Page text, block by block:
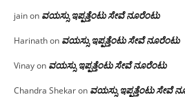
jainon ವಯಸ್ಸು ಇಪ್ಪತ್ತೆಂಟು ಸೇವೆ ನೂರೆಂಟು
Harinathon ವಯಸ್ಸು ಇಪ್ಪತ್ತೆಂಟು ಸೇವೆ ನೂರೆಂಟು
Vinayon ವಯಸ್ಸು ಇಪ್ಪತ್ತೆಂಟು ಸೇವೆ ನೂರೆಂಟು
Chandra Shekaron ವಯಸ್ಸು ಇಪ್ಪತ್ತೆಂಟು ಸೇವೆ